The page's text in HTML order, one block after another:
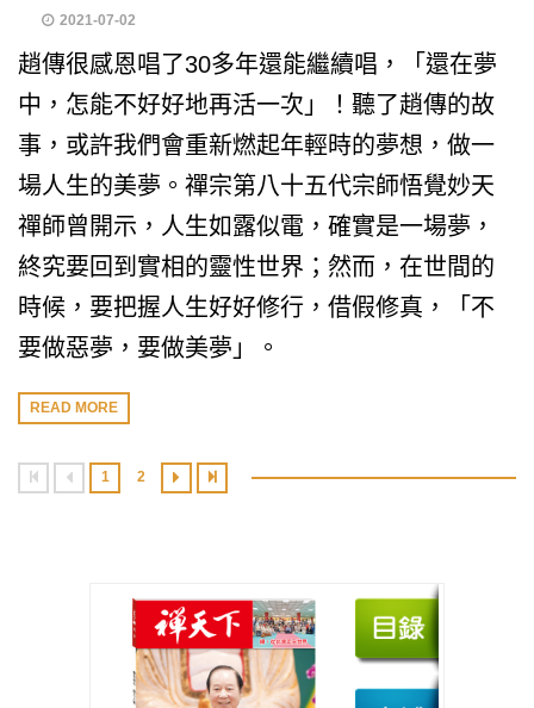
2021-07-02
趙傳很感恩唱了30多年還能繼續唱，「還在夢
中，怎能不好好地再活一次」！聽了趙傳的故
事，或許我們會重新燃起年輕時的夢想，做一
場人生的美夢。禪宗第八十五代宗師悟覺妙天
禪師曾開示，人生如露似電，確實是一場夢，
終究要回到實相的靈性世界；然而，在世間的
時候，要把握人生好好修行，借假修真，「不
要做惡夢，要做美夢」。
READ MORE
1 2